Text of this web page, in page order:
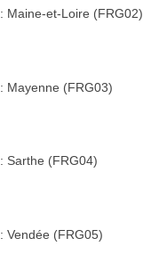
: Maine-et-Loire (FRG02)
: Mayenne (FRG03)
: Sarthe (FRG04)
:Vendée (FRG05)